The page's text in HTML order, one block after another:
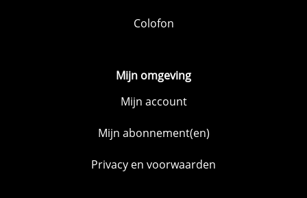
Colofon
Mijn omgeving
Mijn account
Mijn abonnement(en)
Privacy en voorwaarden